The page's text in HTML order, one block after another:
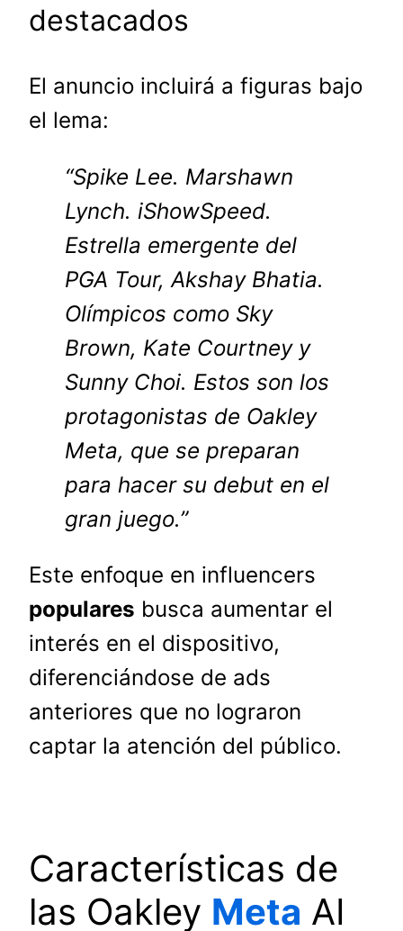
destacados
El anuncio incluirá a figuras bajo
el lema:
“Spike Lee. Marshawn
Lynch. iShowSpeed.
Estrella emergente del
PGA Tour, Akshay Bhatia.
Olímpicos como Sky
Brown, Kate Courtney y
Sunny Choi. Estos son los
protagonistas de Oakley
Meta, que se preparan
para hacer su debut en el
gran juego.”
Este enfoque en influencers
populares busca aumentar el
interés en el dispositivo,
diferenciándose de ads
anteriores que no lograron
captar la atención del público.
Características de
las Oakley Meta AI